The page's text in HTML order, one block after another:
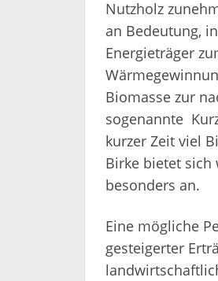
Nutzholz
an Bedeutung,
Energieträger
Biomasse zur
sogenannte
kurzer Zeit viel
Birke bietet sich
besonders an.
Eine mögliche
gesteigerter